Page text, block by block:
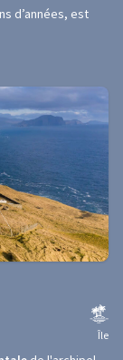
d’années, est
Île